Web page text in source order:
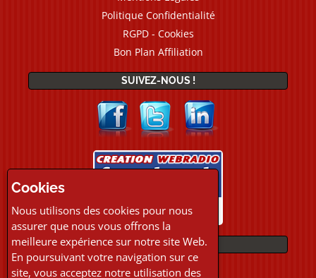
Politique Confidentialité
RGPD - Cookies
Bon Plan Affiliation
SUIVEZ-NOUS !
PAIEMENTS
Cookies
Nous utilisons des cookies pour nous
assurer que nous vous offrons la
meilleure expérience sur notre site Web.
En poursuivant votre navigation sur ce
site, vous acceptez notre utilisation des